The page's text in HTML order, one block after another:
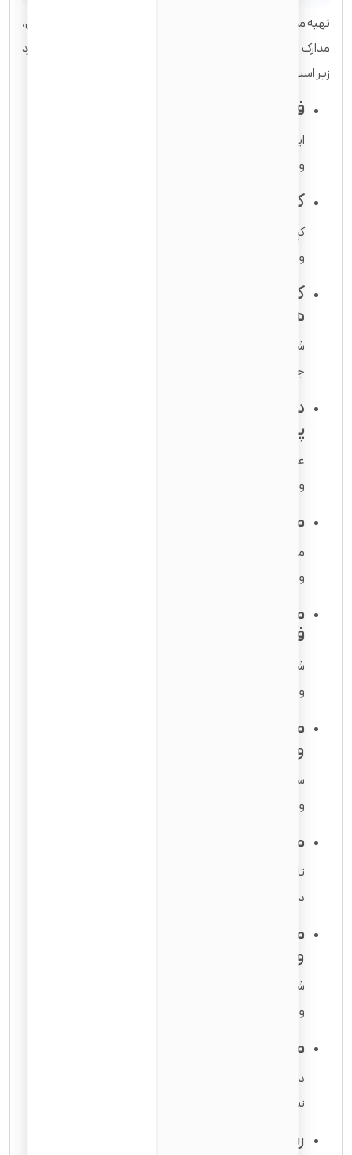
تهیه مدارک کامل و دقیق از اهمیت بالایی برخوردار است. به طور کلی،
مدارک مورد نیاز برای درخواست سیتیزن شدن در آمریکا شامل موارد
زیر است:
فرم N-400، درخواست تابعیت
این فرم اصلی درخواست است که باید به دقت
و به صورت کامل پر شود.
کپی کارت اقامت دائم (گرین کارت)
کپی هر دو روی کارت مورد نیاز است
و باید خوانا و معتبر باشد.
کپی شناسنامه، گذرنامه و مدارک
هویتی
شامل صفحات دارای ویزا و مهر ورود/خروج
جهت اثبات هویت و سابقه سفر.
دو قطعه عکس رنگی در اندازه
پاسپورت
عکس‌ها باید جدید باشند
و الزامات USCIS را رعایت کنند.
مدارک وضعیت تأهل و فرزندان
مانند سند ازدواج، طلاق، گواهی تولد فرزندان
و بررسی
مدارک اثبات اقامت مستمر و حضور
فیزیکی
شامل فیش حقوقی، اجاره‌نامه، قبوض، سوابق بانکی
و سایر مدارک نشان‌دهنده محل زندگی در آمریکا.
مدارک سابقه اشتغال (در صورت
وجود)
سوابق مالیاتی، فیش حقوقی
و نامه‌های شغلی مرتبط لازم است.
مدارک مربوط به سوابق سفر
تاریخ ورود و خروج از آمریکا
در طول اقامت دائم را شامل می‌شود.
مدارک سوابق کیفری (در صورت
وجود)
شامل گزارش‌های پلیس، احکام دادگاه
و گواهی عدم سوء پیشینه می‌باشد.
مدارک اثبات تمکن مالی
دارایی‌های غیرنقدی و سابقه مالیاتی معتبر
نشان‌دهنده ثبات و حسن اخلاق متقاضی است.
رسید پرداخت هزینه درخواست